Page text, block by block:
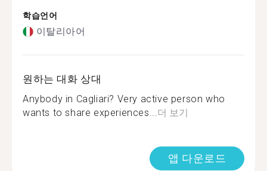
학습언어
이탈리아어
원하는 대화 상대
Anybody in Cagliari? Very active person who
wants to share experiences...더 보기
앱 다운로드